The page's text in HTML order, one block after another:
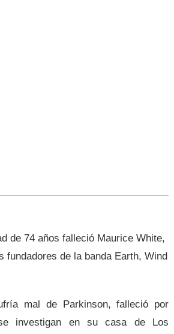
de 74 años falleció Maurice White,
fundadores de la banda Earth, Wind
mal de Parkinson, falleció por
investigan en su casa de Los